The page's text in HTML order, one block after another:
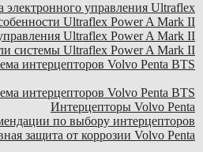
электронного управления Ultraflex
Ultraflex Power A Mark II
Ultraflex Power A Mark II
системы Ultraflex Power A Mark II
интерцепторов Volvo Penta BTS
интерцепторов Volvo Penta BTS
Интерцепторы Volvo Penta
по выбору интерцепторов
защита от коррозии Volvo Penta